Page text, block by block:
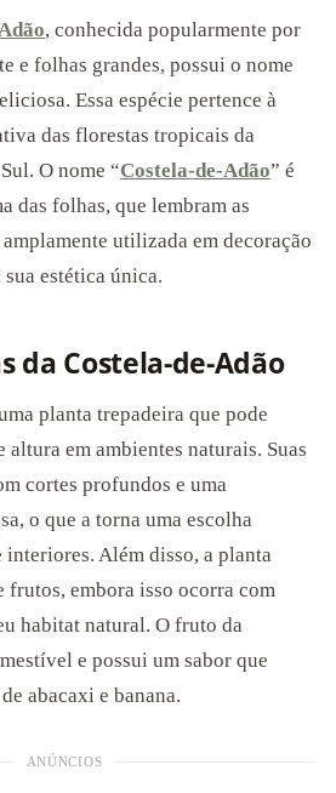
, conhecida popularmente por
e folhas grandes, possui o nome
Essa espécie pertence à
das florestas tropicais da
O nome “Costela-de-Adão” é
das folhas, que lembram as
utilizada em decoração
estética única.
da Costela-de-Adão
planta trepadeira que pode
em ambientes naturais. Suas
cortes profundos e uma
o que a torna uma escolha
Além disso, a planta
embora isso ocorra com
habitat natural. O fruto da
e possui um sabor que
abacaxi e banana.
ANÚNCIOS